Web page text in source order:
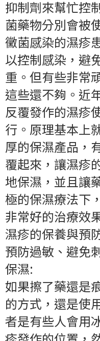
抑制劑來幫忙控
菌藥物分別會被
黴菌感染的濕疹
以控制感染，避
重。但有些非常
這些還不夠。近
反覆發作的濕疹
行。原理基本上
厚的保濕產品，
覆起來，讓濕疹
地保濕，並且讓
極的保濕療法下
非常好的治療效
濕疹的保養與預
預防過敏、避免
保濕:
如果擦了藥還是
的方式，還是使
者是有些人會用